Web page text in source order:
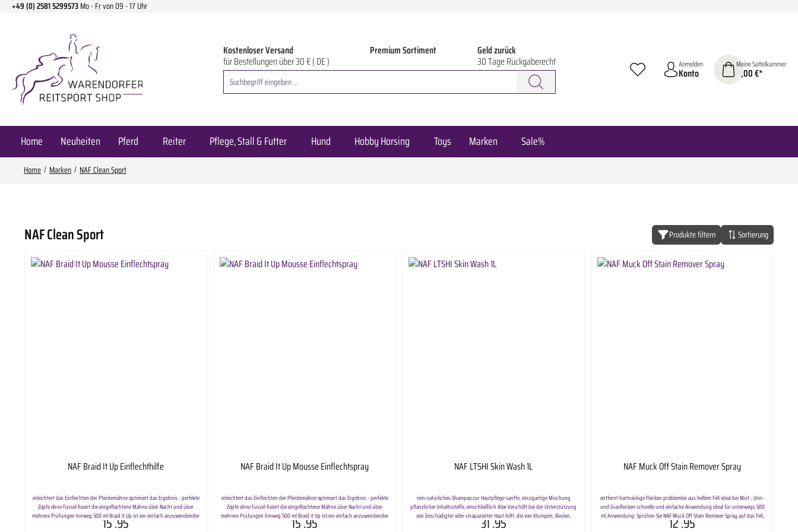
Hauptinhalt springen
Zur Suche springen
Zur Hauptnavigation springen
+49 (0) 2581 5299573Mo - Fr von 09 - 17 Uhr
Kostenloser Versand
für Bestellungen über 30 € ( DE )
Premium Sortiment Geld zurück
30 Tage Rückgaberecht Anmelden
Konto
Meine Sattelkammer
0,00 €*
Home Neuheiten Pferd Reiter Pflege, Stall & Futter Hund Hobby Horsing Toys Marken Sale%
Home Marken NAF Clean Sport
NAF Clean Sport Produkte filtern Sortierung
NAF Braid It Up Einflechthilfe
erleichtert das Einflechten der Pferdemähne optimiert das Ergebnis - perfekte
Zöpfe ohne Fussel fixiert die eingeflochtene Mähne über Nacht und über
mehrere Prüfungen hinweg 500 ml Braid it Up ist ein einfach anzuwendender
Spray, welches das Einflechten erleichtert und das Ergebnis verbessert. Die
15.95
NAF Braid It Up Mousse Einflechtspray
erleichtert das Einflechten der Pferdemähne optimiert das Ergebnis - perfekte
Zöpfe ohne Fussel fixiert die eingeflochtene Mähne über Nacht und über
mehrere Prüfungen hinweg 500 ml Braid it Up ist ein einfach anzuwendender
Spray, welches das Einflechten erleichtert und das Ergebnis verbessert. Die
15.95
NAF LTSHI Skin Wash 1L
rein natürliches Shampoo zur Hautpflege sanfte, einzigartige Mischung
pflanzlicher Inhaltsstoffe, einschließlich Aloe Vera hilft bei der Unterstützung
von beschädigter oder strapazierter Haut hilft, die von Klumpen, Beulen,
Hautausschlägen oder leichten Reizungen betroffen ist 3-in-1-Produkt bietet
31.95
NAF Muck Off Stain Remover Spray
entfernt hartnäckige Flecken problemlos aus hellem Fell ideal bei Mist-, Urin-
und Grasflecken schnelle und einfache Anwendung ideal für unterwegs 500
ml Anwendung: Sprühen Sie NAF Muck Off Stain Remover Spray auf das Fell,
vermeiden Sie dabei Konatkt mit Augen und Schleimhäuten. Massieren Sie das
12.95